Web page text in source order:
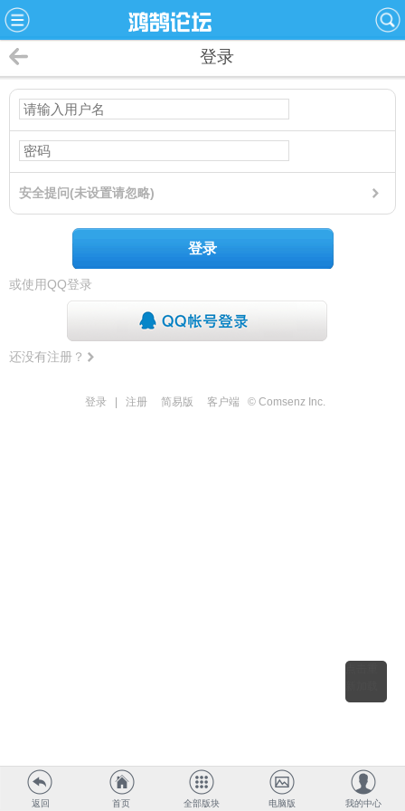
登录
安全提问(未设置请忽略)
登录
或使用QQ登录
还没有注册？
登录 注册 简易版 客户端 © Comsenz Inc.
返回 首页 全部版块 电脑版 我的中心